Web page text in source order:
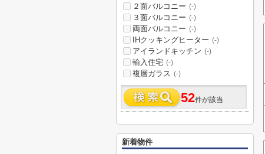
２面バルコニー (-)
３面バルコニー (-)
両面バルコニー (-)
IHクッキングヒーター (-)
アイランドキッチン (-)
輸入住宅 (-)
複層ガラス (-)
52件が該当
新着物件